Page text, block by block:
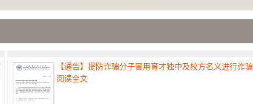
【通告】提防诈骗分子冒用育才独中及校方名义进行诈骗
阅读全文